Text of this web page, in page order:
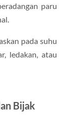
paru
pada suhu
ledakan, atau
Bijak